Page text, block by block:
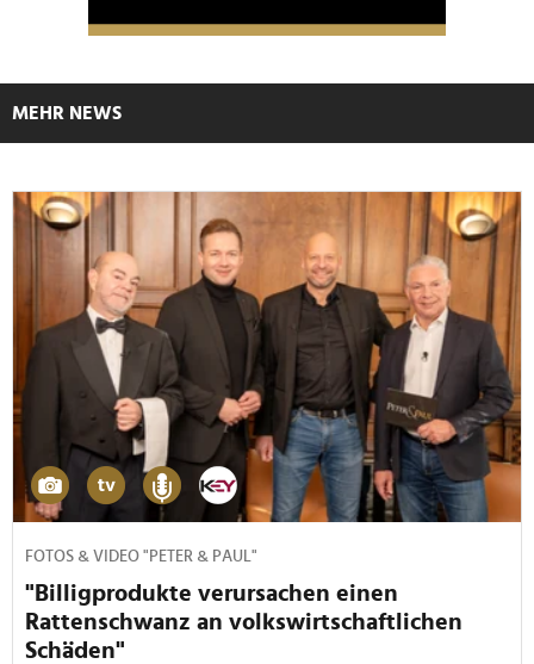
MEHR NEWS
FOTOS & VIDEO "PETER & PAUL"
"Billigprodukte verursachen einen
Rattenschwanz an volkswirtschaftlichen
Schäden"